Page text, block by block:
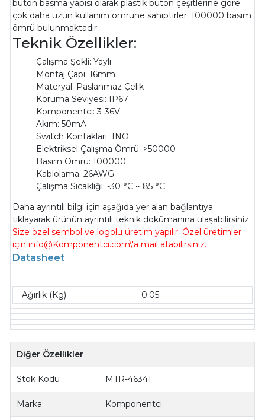
buton basma yapısı olarak plastik buton çeşitlerine göre
çok daha uzun kullanım ömrüne sahiptirler. 100000 basım
ömrü bulunmaktadır.
Teknik Özellikler:
Çalışma Şekli: Yaylı
Montaj Çapı: 16mm
Materyal: Paslanmaz Çelik
Koruma Seviyesi: IP67
Komponentci: 3-36V
Akım: 50mA
Switch Kontakları: 1NO
Elektriksel Çalışma Ömrü: >50000
Basım Ömrü: 100000
Kablolama: 26AWG
Çalışma Sıcaklığı: -30 °C ~ 85 °C
Daha ayrıntılı bilgi için aşağıda yer alan bağlantıya
tıklayarak ürünün ayrıntılı teknik dokümanına ulaşabilirsiniz.
Size özel sembol ve logolu üretim yapılır. Özel üretimler
için info@Komponentci.com\'a mail atabilirsiniz.
Datasheet
Ağırlık (Kg) 0.05
Diğer Özellikler
Stok Kodu MTR-46341
Marka Komponentci